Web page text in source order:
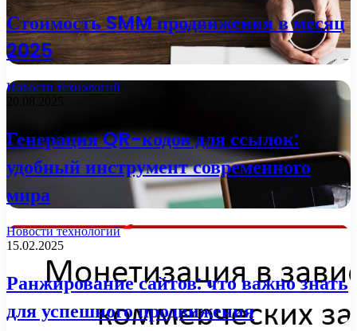
Стоимость SMM продвижения в месяц
2025
Новости технологий
Генерация QR-кодов для ссылок:
удобный инструмент современного
мира
Новости технологий
15.02.2025
Ранжирование сайтов: что важно знать
для успешного продвижения